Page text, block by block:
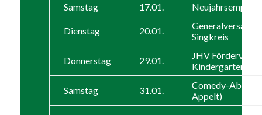
Samstag
17.01.
Dienstag 20.01.
Singkreis
Donnerstag 29.01.
JHV
Kindergarten
Samstag 31.01.
Comedy-Abend
Appelt)